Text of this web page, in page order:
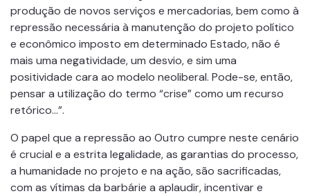
produção de novos serviços e mercadorias, bem como à
repressão necessária à manutenção do projeto político
e econômico imposto em determinado Estado, não é
mais uma negatividade, um desvio, e sim uma
positividade cara ao modelo neoliberal. Pode-se, então,
pensar a utilização do termo “crise” como um recurso
retórico…”.
O papel que a repressão ao Outro cumpre neste cenário
é crucial e a estrita legalidade, as garantias do processo,
a humanidade no projeto e na ação, são sacrificadas,
com as vítimas da barbárie a aplaudir, incentivar e